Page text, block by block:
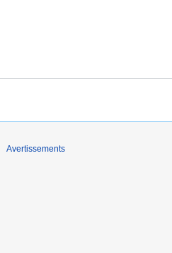
Avertissements